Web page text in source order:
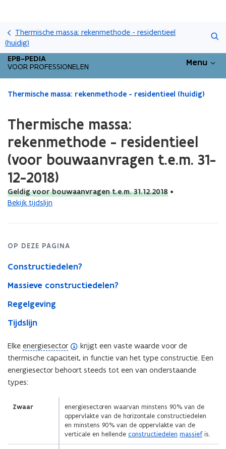
en
de
Thermische massa: rekenmethode - residentieel
(huidig)
Zoeken
EPB-PEDIA
VOOR PROFESSIONELEN Menu
Gedaan
bevindt
zich
op:
Thermische
massa:
rekenmethode
residentieel
t.e.m.
12-
Thermische massa: rekenmethode - residentieel (huidig)
Thermische massa:
rekenmethode - residentieel
(voor bouwaanvragen t.e.m. 31-
12-2018)
Geldig voor bouwaanvragen t.e.m. 31.12.2018 •
Bekijk tijdslijn
OP DEZE PAGINA
Constructiedelen?
Massieve constructiedelen?
Regelgeving
Tijdslijn
Elke energiesector
(
o
p
e
d
i
krijgt een vaste waarde voor de
thermische capaciteit, in functie van het type constructie. Een
energiesector behoort steeds tot een van onderstaande
types:
Zwaar
energiesectoren waarvan minstens 90% van de
oppervlakte van de horizontale constructiedelen
en minstens 90% van de oppervlakte van de
verticale en hellende constructiedelen massiefis.